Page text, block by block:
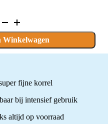
Winkelwagen
fijne korrel
bij intensief gebruik
altijd op voorraad